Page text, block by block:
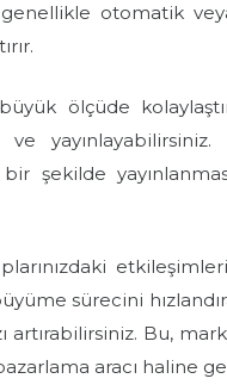
otomatik
ölçüde
yayınlayabilirsiniz.
şekilde
sürecini
artırabilirsiniz. Bu,
aracı haline